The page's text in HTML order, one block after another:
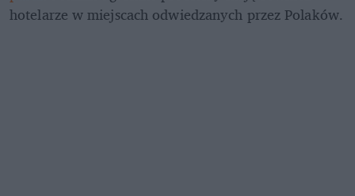
hotelarze w miejscach odwiedzanych przez Polaków.